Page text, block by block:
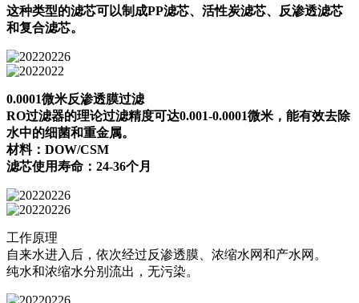
这种类型的滤芯可以制成PP滤芯、活性炭滤芯、反渗透滤芯
和复合滤芯。
0.0001微米反渗透膜过滤
RO过滤器的理论过滤精度可达0.001-0.0001微米，能有效去除
水中的细菌和重金属。
材料：DOW/CSM
滤芯使用寿命：24-36个月
工作原理
自来水进入后，依次经过反渗透膜、浓缩水网和产水网。
纯水和浓缩水分别流出，无污染。